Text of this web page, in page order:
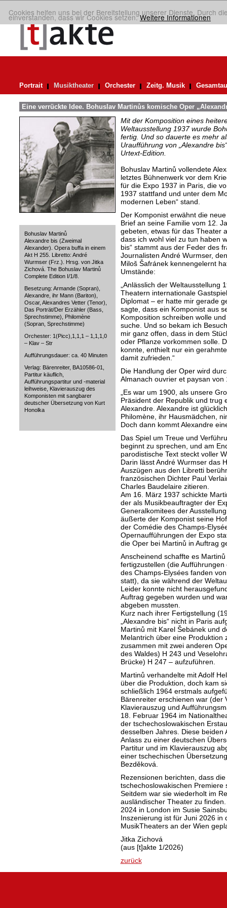
Cookies helfen uns bei der Bereitstellung unserer Dienste. Durch
einverstanden, dass wir Cookies setzen.Weitere Informationen
Portrait Musiktheater Orchester Zeitg. Musik
Eine verrückte Idee. Bohuslav Martinůs komische Oper
Bohuslav Martinů
Alexandre bis (Zweimal
Alexander). Opera buffa in einem
Akt H 255. Libretto: André
Wurmser (Frz.). Hrsg. von Jitka
Zichová. The Bohuslav Martinů
Complete Edition I/1/8.
Besetzung: Armande (Sopran),
Alexandre, ihr Mann (Bariton),
Oscar, Alexandres Vetter (Tenor),
Das Porträt/Der Erzähler (Bass,
Sprechstimme), Philomène
(Sopran, Sprechstimme)
Orchester: 1(Picc),1,1,1 – 1,1,1,0
– Klav – Str
Aufführungsdauer: ca. 40 Minuten
Verlag: Bärenreiter, BA10586-01,
Partitur käuflich,
Aufführungspartitur und -material
leihweise, Klavierauszug des
Komponisten mit sangbarer
deutscher Übersetzung von Kurt
Honolka
Mit der Komposition eines
Weltausstellung 1937 wurde
fertig. Und so dauerte es mehr
Uraufführung von „Alexandre
Urtext-Edition.
Bohuslav Martinů vollendete
letztes Bühnenwerk vor dem
für die Expo 1937 in Paris, die
1937 stattfand und unter dem
modernen Leben“ stand.
Der Komponist erwähnt die
Brief an seine Familie vom 12.
gebeten, etwas für das Theater
dass ich wohl viel zu tun haben
bis“ stammt aus der Feder des
Journalisten André Wurmser,
Miloš Šafránek kennengelernt
Umstände:
„Anlässlich der Weltausstellung
Theatern internationale
Diplomat – er hatte mir gerade
sagte, dass ein Komponist aus
Komposition schreiben wolle
suche. Und so bekam ich
mir ganz offen, dass in dem
oder Pflanze vorkommen solle.
konnte, enthielt nur ein
damit zufrieden.“
Die Handlung der Oper wird
Almanach ouvrier et paysan
„Es war um 1900, als unsere
Präsident der Republik und trug
Alexandre. Alexandre ist
Philomène, ihr Hausmädchen,
Doch dann kommt Alexandre
Das Spiel um Treue und
beginnt zu sprechen, und am
parodistische Text steckt voller
Darin lässt André Wurmser das
Auszügen aus den Libretti
französischen Dichter Paul
Charles Baudelaire zitieren.
Am 16. März 1937 schickte
der als Musikbeauftragter der
Generalkomitees der
äußerte der Komponist seine
der Comédie des Champs-
Opernaufführungen der Expo
die Oper bei Martinů in Auftrag
Anscheinend schaffte es
fertigzustellen (die
des Champs-Elysées fanden
statt), da sie während der
Leider konnte nicht
Auftrag gegeben wurden und
abgeben mussten.
Kurz nach ihrer Fertigstellung
„Alexandre bis“ nicht in Paris
Martinů mit Karel Šebánek und
Melantrich über eine Produktion
zusammen mit zwei anderen
des Waldes) H 243 und
Brücke) H 247 – aufzuführen.
Martinů verhandelte mit Adolf
über die Produktion, doch kam
schließlich 1964 erstmals
Bärenreiter erschienen war (der
Klavierauszug und
18. Februar 1964 im
der tschechoslowakischen
desselben Jahres. Diese beiden
Anlass zu einer deutschen
Partitur und im Klavierauszug
einer tschechischen
Bezděková.
Rezensionen berichten, dass
tschechoslowakischen
Seitdem war sie wiederholt im
ausländischer Theater zu
2024 in London im Susie
Inszenierung ist für Juni 2026 in
MusikTheaters an der Wien
Jitka Zichová
(aus [t]akte 1/2026)
zurück